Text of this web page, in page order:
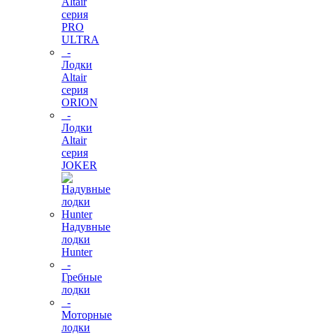
серия
PRO
ULTRA
-
Лодки
Altair
серия
ORION
-
Лодки
Altair
серия
JOKER
Надувные
лодки
Hunter
-
Гребные
лодки
-
Моторные
лодки